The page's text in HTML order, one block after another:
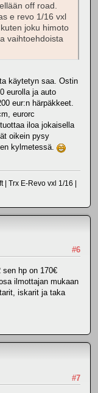
off road.
e revo 1/16 vxl
joku himoto
vaihtoehdoista
käytetyn saa. Ostin
eurolla ja auto
eur:n härpäkkeet.
eurorc
iloa jokaisella
oikein pysy
kylmetessä.
Trx E-Revo vxl 1/16 |
#6
hp on 170€
ilmottajan mukaan
iskarit ja taka
#7